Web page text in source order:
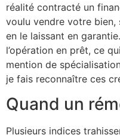
réalité contracté un
voulu vendre votre bien,
en le laissant en
l’opération en prêt, ce
mention de
je fais reconnaître ces
Quand un
Plusieurs indices